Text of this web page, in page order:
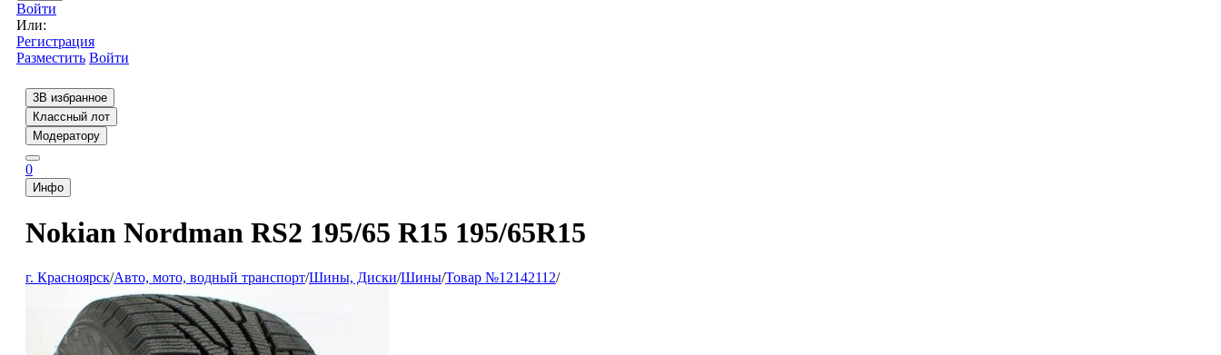
Войти
Или:
Регистрация
Разместить Войти
3В избранное
Классный лот
Модератору
0
Инфо
Nokian Nordman RS2 195/65 R15 195/65R15
г. Красноярск/Авто, мото, водный транспорт/Шины, Диски/Шины/Товар №12142112/